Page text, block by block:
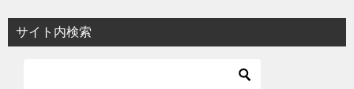
サイト内検索